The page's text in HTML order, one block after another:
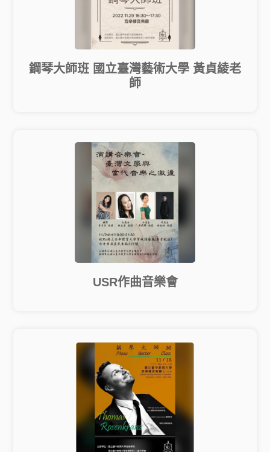
鋼琴大師班 國立臺灣藝術大學 黃貞綾老
師
USR作曲音樂會